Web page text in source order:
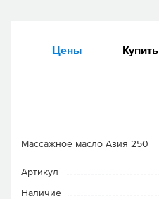
Цены Купить
Массажное масло Азия 250
Артикул
Наличие